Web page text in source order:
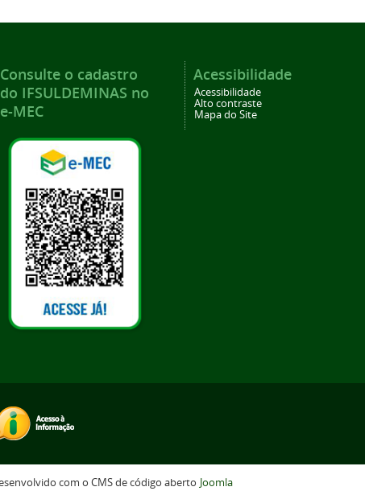
Consulte o cadastro
do IFSULDEMINAS no
e-MEC
Acessibilidade
Acessibilidade
Alto contraste
Mapa do Site
com o CMS de código aberto Joomla